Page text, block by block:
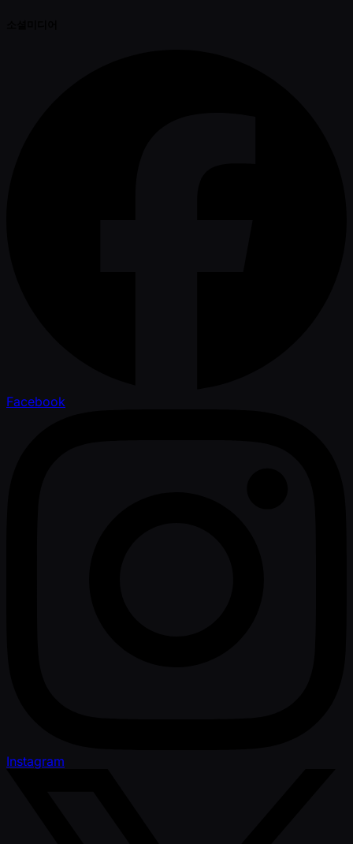
Facebook
Instagram